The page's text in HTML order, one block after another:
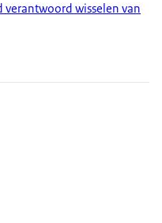
wisselen van